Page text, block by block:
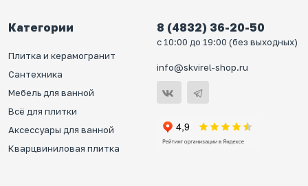
Категории
Плитка и керамогранит
Сантехника
Мебель для ванной
Всё для плитки
Аксессуары для ванной
Кварцвиниловая плитка
8 (4832) 36-20-50
с 10:00 до 19:00 (без выходных)
info@skvirel-shop.ru